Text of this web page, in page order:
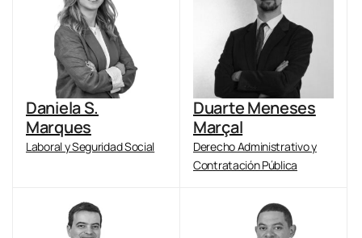
Daniela S.
Marques
Laboral y Seguridad Social
Duarte Meneses
Marçal
Derecho Administrativo y
Contratación Pública